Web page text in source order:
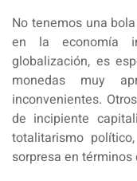
No tenemos una
en la economía
globalización, es
monedas muy
inconvenientes.
de incipiente
totalitarismo
sorpresa en